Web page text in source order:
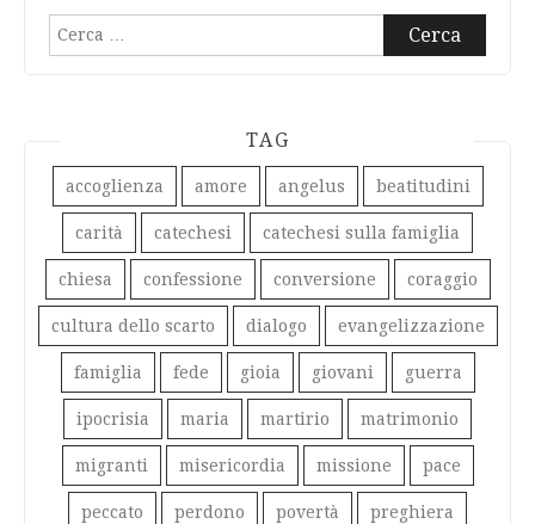
Ricerca
per:
TAG
accoglienza amore angelus beatitudini
carità catechesi catechesi sulla famiglia
chiesa confessione conversione coraggio
cultura dello scarto dialogo evangelizzazione
famiglia fede gioia giovani guerra
ipocrisia maria martirio matrimonio
migranti misericordia missione pace
peccato perdono povertà preghiera